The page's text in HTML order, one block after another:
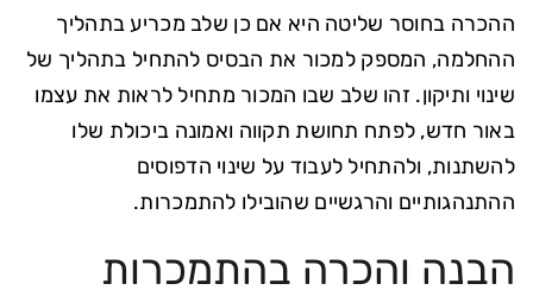
ההכרה בחוסר שליטה היא אם כן שלב מכריע בתהליך
ההחלמה, המספק למכור את הבסיס להתחיל בתהליך של
שינוי ותיקון. זהו שלב שבו המכור מתחיל לראות את עצמו
באור חדש, לפתח תחושת תקווה ואמונה ביכולת שלו
להשתנות, ולהתחיל לעבוד על שינוי הדפוסים
ההתנהגותיים והרגשיים שהובילו להתמכרות.
הבנה והכרה בהתמכרות